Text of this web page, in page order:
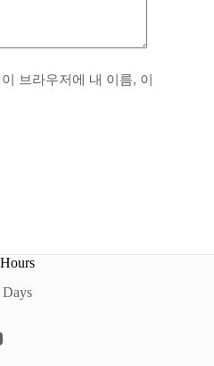
브라우저에 내 이름, 이
Days